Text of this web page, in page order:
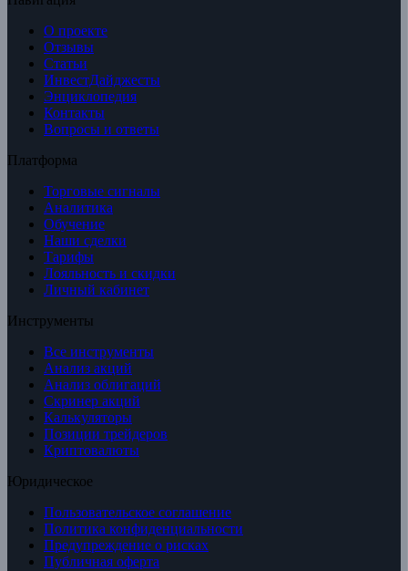
О проекте
Отзывы
Статьи
ИнвестДайджесты
Энциклопедия
Контакты
Вопросы и ответы
Платформа
Торговые сигналы
Аналитика
Обучение
Наши сделки
Тарифы
Лояльность и скидки
Личный кабинет
Инструменты
Все инструменты
Анализ акций
Анализ облигаций
Скринер акций
Калькуляторы
Позиции трейдеров
Криптовалюты
Юридическое
Пользовательское соглашение
Политика конфиденциальности
Предупреждение о рисках
Публичная оферта